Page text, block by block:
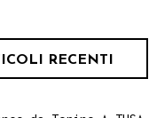
RECENTI